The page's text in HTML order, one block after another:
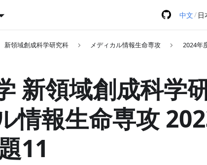
中文/ 日
新領域創成科学研究科 メディカル情報生命専攻
2024年
新領域創成科学
情報生命専攻
11